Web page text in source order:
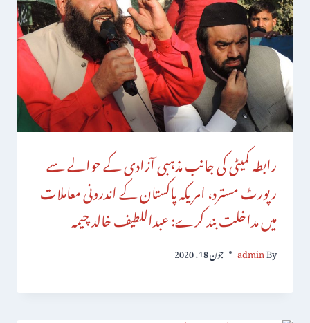
رابطہ کمیٹی کی جانب مذہبی آزادی کے حوالے سے
رپورٹ مسترد، امریکہ پاکستان کے اندرونی معاملات
میں مداخلت بند کرے: عبداللطیف خالد چیمہ
By
admin جون 18, 2020